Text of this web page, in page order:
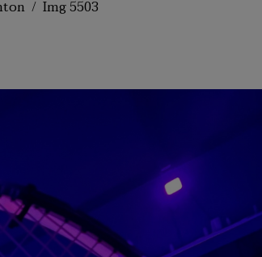
Img 5503